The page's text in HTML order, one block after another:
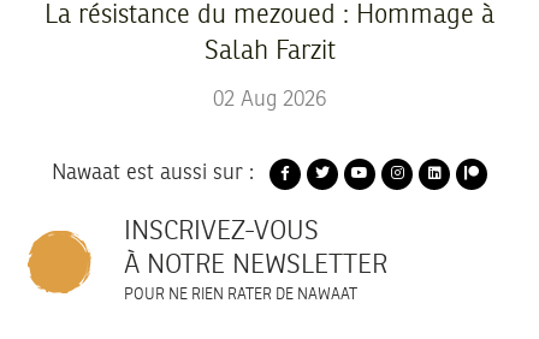
La résistance du mezoued : Hommage à
Salah Farzit
02 Aug 2026
Nawaat est aussi sur :
INSCRIVEZ-VOUS
À NOTRE NEWSLETTER
POUR NE RIEN RATER DE NAWAAT